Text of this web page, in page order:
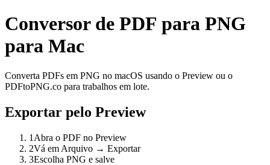
Conversor de PDF para PNG
para Mac
Converta PDFs em PNG no macOS usando o Preview ou o
PDFtoPNG.co para trabalhos em lote.
Exportar pelo Preview
1 Abra o PDF no Preview
2Vá em Arquivo → Exportar
3Escolha PNG e salve